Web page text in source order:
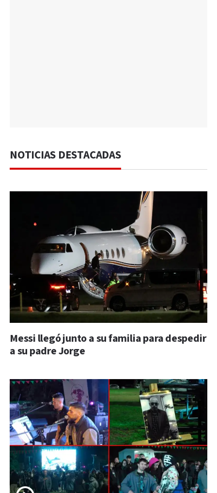
NOTICIAS DESTACADAS
Messi llegó junto a su familia para despedir
a su padre Jorge